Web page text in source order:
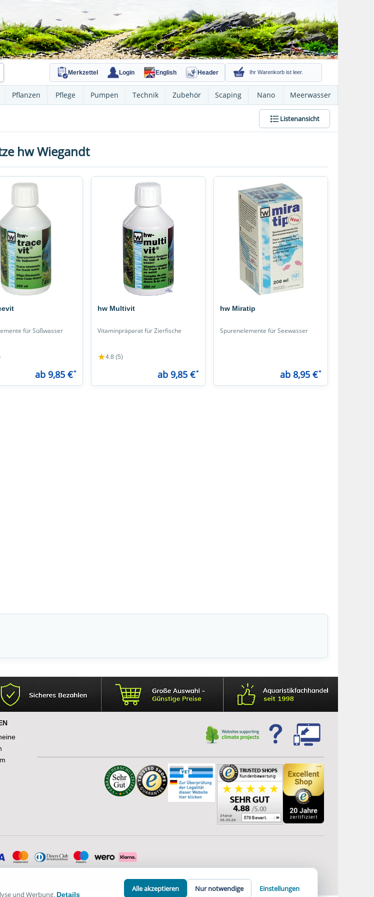
Merkzettel Login English Header Ihr Warenkorb ist leer.
Pflanzen Pflege Pumpen Technik Zubehör Scaping Nano Meerwasser
hw Wiegandt
Listenansicht
für Süßwasser
ab 9,85 €*
hw Multivit
Vitaminpräparat für Zierfische
★4.8 (5)
ab 9,85 €*
hw Miratip
Spurenelemente für Seewasser
ab 8,95 €*
und Werbung. Details
Alle akzeptieren Nur notwendige Einstellungen